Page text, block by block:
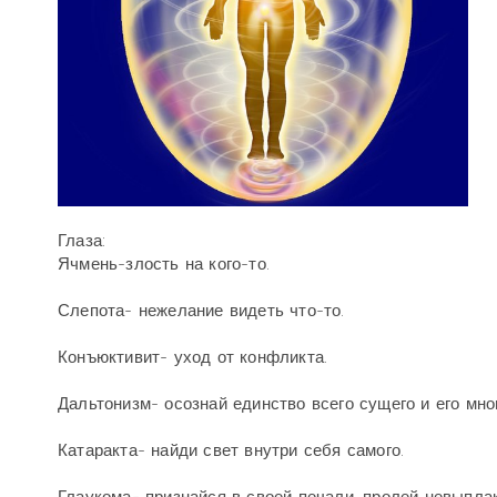
Глаза:
Ячмень-злость на кого-то.
Слепота- нежелание видеть что-то.
Конъюктивит- уход от конфликта.
Дальтонизм- осознай единство всего сущего и его
Катаракта- найди свет внутри себя самого.